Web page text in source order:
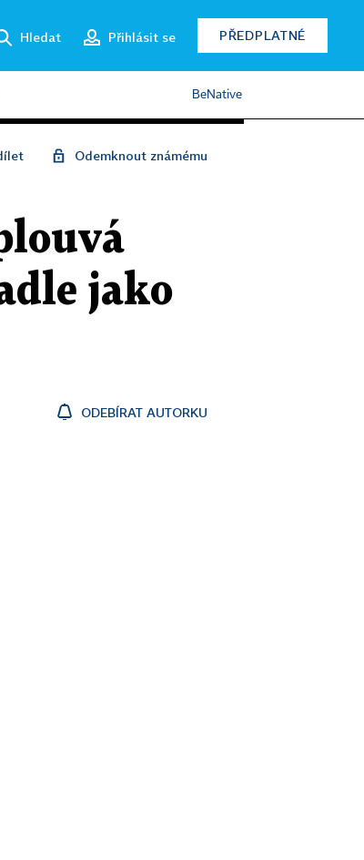
Hledat Přihlásit se PŘEDPLATNÉ
BeNative
Odemknout známému
jako
ODEBÍRAT AUTORKU